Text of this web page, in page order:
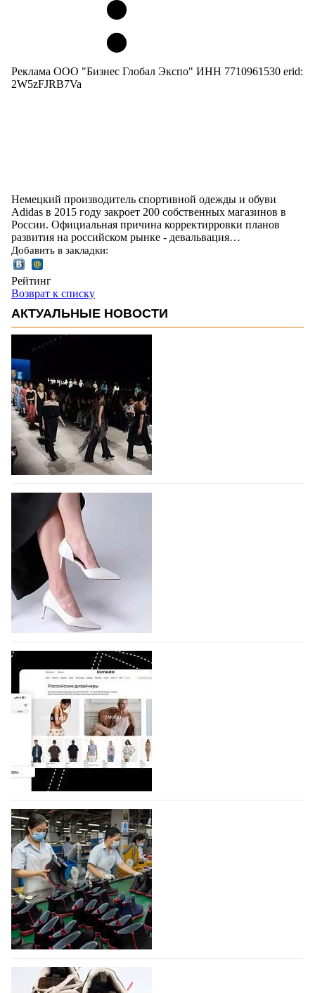
Реклама ООО "Бизнес Глобал Экспо" ИНН 7710961530 erid:
2W5zFJRB7Va
Немецкий производитель спортивной одежды и обуви
Adidas в 2015 году закроет 200 собственных магазинов в
России. Официальная причина корректирровки планов
развития на российском рынке - девальвация…
Добавить в закладки:
Рейтинг
Возврат к списку
АКТУАЛЬНЫЕ НОВОСТИ
На участие в Московской неделе моды
подано 1047 заявок
На участие в седьмой Московской неделе моды,
которая пройдет в российской столице с 26 сентября
по 1 октября, уже подано 1047 заявок. Примерно
половину из них (494) прислали дизайнеры,
коллекции которых не были представлены в…
07.08.2026 705
BALLINA представит свои новинки на Euro
Shoes
Компания BALLINA Guangzhou Lihuang Footwear
Co., Ltd., основанная в 2011 году и расположенная в
Гуанчжоу, столице моды Китая, является
профессиональной обувной компанией,
объединяющей разработку, производство и…
07.08.2026 567
На платформе Lamoda - новый раздел и
условия продвижения локальных
дизайнерских марок
Российский маркетплейс Lamoda решил обновить
раздел для продажи продукции локальных
дизайнерских марок одежды, обуви и аксессуаров.
Бренды также получат маркетинговую…
06.08.2026 748
Объем мирового производства обуви в